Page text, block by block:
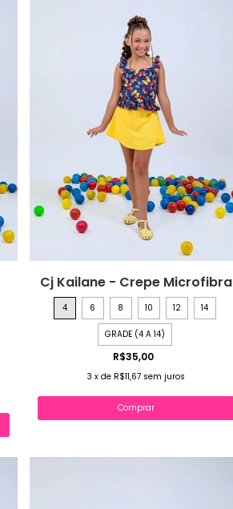
Cj Kailane - Crepe Microfibra
4 6 8 10 12 14
GRADE (4 A 14)
R$35,00
3 x de R$11,67 sem juros
Comprar